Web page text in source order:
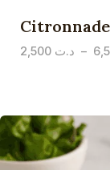
د.ت 2,500 –